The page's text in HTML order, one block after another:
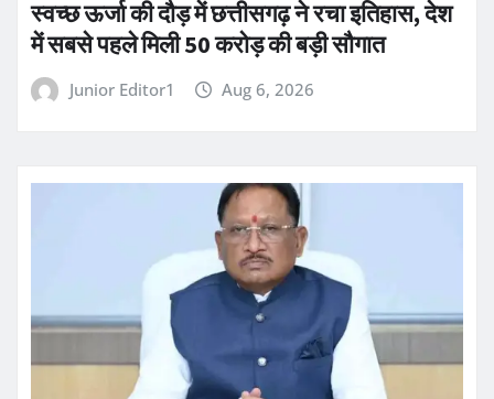
स्वच्छ ऊर्जा की दौड़ में छत्तीसगढ़ ने रचा इतिहास, देश
में सबसे पहले मिली 50 करोड़ की बड़ी सौगात
Junior Editor1 Aug 6, 2026